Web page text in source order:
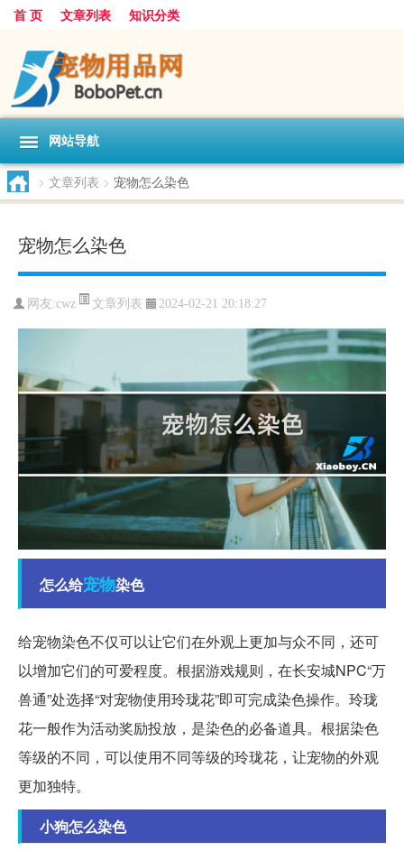
首 页 文章列表 知识分类
网站导航
> 文章列表 > 宠物怎么染色
宠物怎么染色
网友:cwz 文章列表 2024-02-21 20:18:27
怎么给宠物染色
给宠物染色不仅可以让它们在外观上更加与众不同，还可
以增加它们的可爱程度。根据游戏规则，在长安城NPC“万
兽通”处选择“对宠物使用玲珑花”即可完成染色操作。玲珑
花一般作为活动奖励投放，是染色的必备道具。根据染色
等级的不同，可以使用不同等级的玲珑花，让宠物的外观
更加独特。
小狗怎么染色